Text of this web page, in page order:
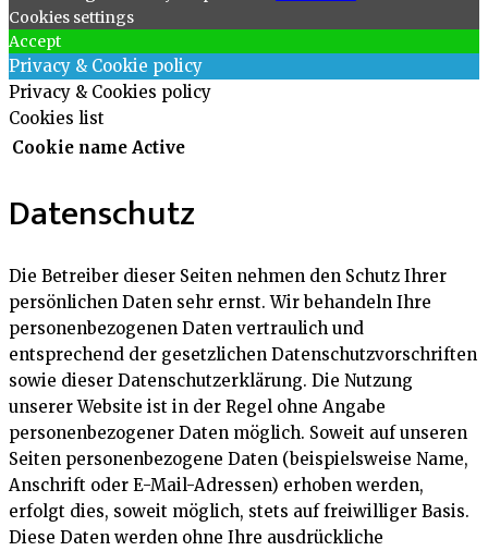
Cookies settings
Accept
Privacy & Cookie policy
Privacy & Cookies policy
Cookies list
Cookie name Active
Datenschutz
Die Betreiber dieser Seiten nehmen den Schutz Ihrer
persönlichen Daten sehr ernst. Wir behandeln Ihre
personenbezogenen Daten vertraulich und
entsprechend der gesetzlichen Datenschutzvorschriften
sowie dieser Datenschutzerklärung. Die Nutzung
unserer Website ist in der Regel ohne Angabe
personenbezogener Daten möglich. Soweit auf unseren
Seiten personenbezogene Daten (beispielsweise Name,
Anschrift oder E-Mail-Adressen) erhoben werden,
erfolgt dies, soweit möglich, stets auf freiwilliger Basis.
Diese Daten werden ohne Ihre ausdrückliche